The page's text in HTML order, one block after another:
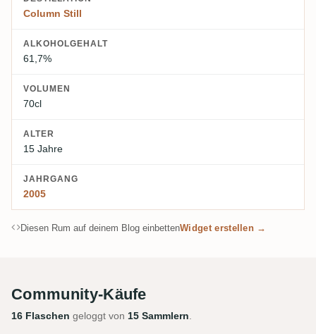
Column Still
ALKOHOLGEHALT
61,7%
VOLUMEN
70cl
ALTER
15 Jahre
JAHRGANG
2005
Diesen Rum auf deinem Blog einbettenWidget erstellen →
Community-Käufe
16 Flaschen geloggt von 15 Sammlern.